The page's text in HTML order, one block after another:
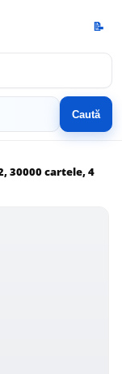
Caută
📝
30000 cartele, 4